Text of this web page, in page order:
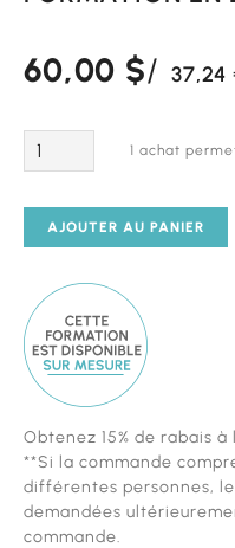
60,00 $ 37,24
Quantité 1 achat
AJOUTER AU PANIER
formation
est
diponible
sur
Obtenez 15% de rabais
**Si la commande
différentes personnes,
demandées
commande.